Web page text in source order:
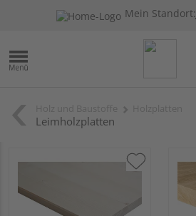
Mein Standort:
Leimholzplatten